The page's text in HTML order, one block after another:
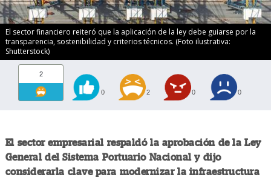
El sector financiero reiteró que la aplicación de la ley debe guiarse por la
transparencia, sostenibilidad y criterios técnicos. (Foto ilustrativa:
Shutterstock)
2
0 2 0 0
El sector empresarial respaldó la aprobación de la Ley
General del Sistema Portuario Nacional y dijo
considerarla clave para modernizar la infraestructura